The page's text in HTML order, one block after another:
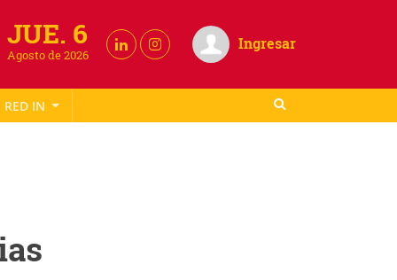
JUE. 6
Agosto de 2026
Ingresar
RED IN